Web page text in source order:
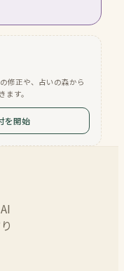
修正や、占いの森から
す。
を開始